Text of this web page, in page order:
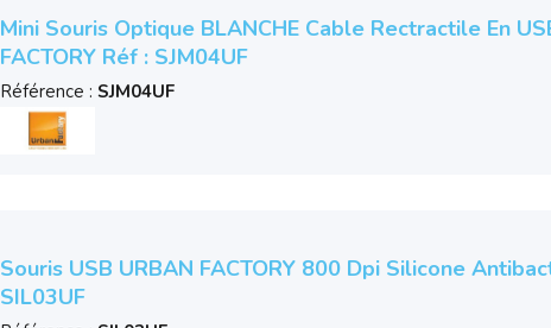
Mini Souris Optique BLANCHE Cable Rectractile En
FACTORY Réf : SJM04UF
Référence : SJM04UF
Souris USB URBAN FACTORY 800 Dpi Silicone
SIL03UF